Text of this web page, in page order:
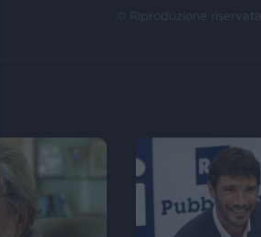
© Riproduzione riservata